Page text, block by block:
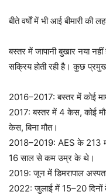
बीते वर्षों में भी आई बीमारी की
बस्तर में जापानी बुखार नया
सक्रिय होती रही है। कुछ
2016–2017: बस्तर में कोई
2017: बस्तर में 4 केस, कोई
केस, बिना मौत।
2018–2019: AES के 213
16 साल से कम उम्र के थे।
2019: जून में डिमरापाल
2022: जुलाई में 15–20 दिनों